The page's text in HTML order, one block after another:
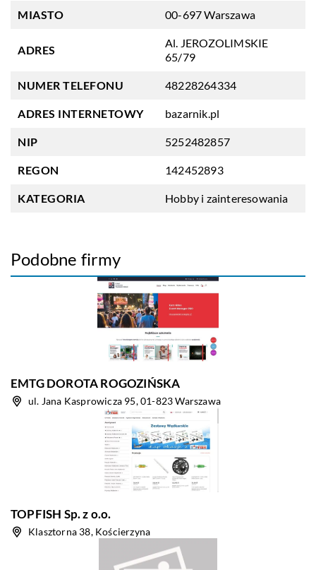
MIASTO 00-697 Warszawa
ADRES
Al. JEROZOLIMSKIE
65/79
NUMER TELEFONU 48228264334
ADRES INTERNETOWY bazarnik.pl
NIP 5252482857
REGON 142452893
KATEGORIA Hobby i zainteresowania
Podobne firmy
EMTG DOROTA ROGOZIŃSKA
ul. Jana Kasprowicza 95, 01-823 Warszawa
TOPFISH Sp. z o.o.
Klasztorna 38, Kościerzyna